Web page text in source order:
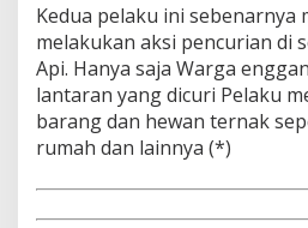
Kedua pelaku ini sebenarnya
melakukan aksi pencurian di
Api. Hanya saja Warga
lantaran yang dicuri Pelaku
barang dan hewan ternak
rumah dan lainnya (*)